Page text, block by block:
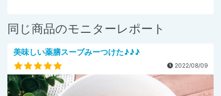
同じ商品のモニターレポート
美味しい薬膳スーブみーつけた♪♪♪
2022/08/09